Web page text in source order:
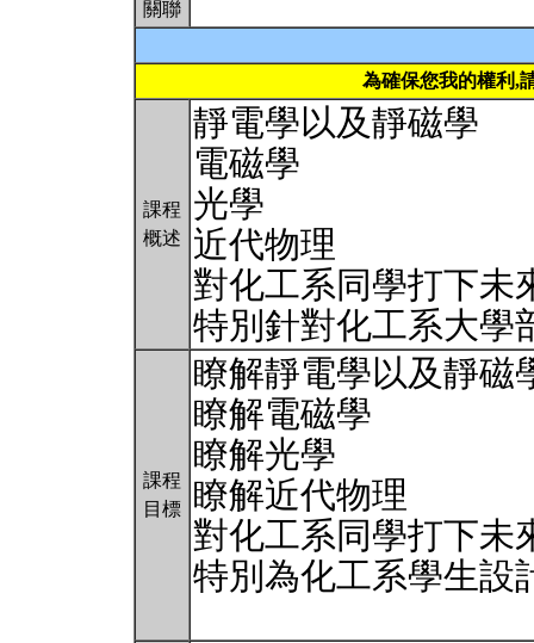
關聯
為確保您我的權利,
課程
概述
靜電學以及靜磁學
電磁學
光學
近代物理
對化工系同學打下未
特別針對化工系大
課程
目標
瞭解靜電學以及靜磁
瞭解電磁學
瞭解光學
瞭解近代物理
對化工系同學打下未
特別為化工系學生設